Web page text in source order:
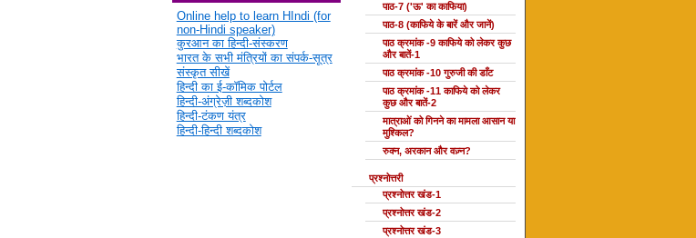
Online help to learn HIndi (for
non-Hindi speaker)
कुरआन का हिन्दी-संस्करण
भारत के सभी मंत्रियों का संपर्क-सूत्र
संस्कृत सीखें
हिन्दी का ई-कॉमिक पोर्टल
हिन्दी-अंग्रेज़ी शब्दकोश
हिन्दी-टंकण यंत्र
हिन्दी-हिन्दी शब्दकोश
पाठ-7 ('ऊ' का काफिया)
पाठ-8 (काफिये के बारें और जानें)
पाठ क्रमांक -9 काफिये को लेकर कुछ
और बातें-1
पाठ क्रमांक -10 गुरुजी की डाँट
पाठ क्रमांक -11 काफिये को लेकर
कुछ और बातें-2
मात्राओं को गिनने का मामला आसान या
मुश्किल?
रुक्न, अरकान और वज़्न?
प्रश्नोत्तरी
प्रश्नोत्तर खंड-1
प्रश्नोत्तर खंड-2
प्रश्नोत्तर खंड-3